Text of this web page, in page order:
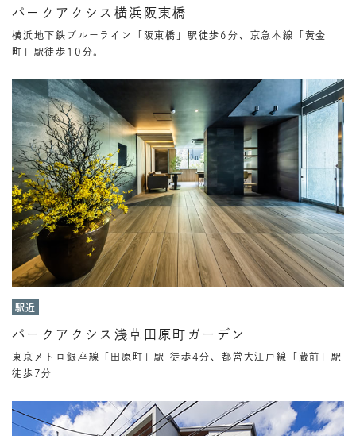
パークアクシス横浜阪東橋
横浜地下鉄ブルーライン「阪東橋」駅徒歩6分、京急本線「黄金
町」駅徒歩10分。
駅近
パークアクシス浅草田原町ガーデン
東京メトロ銀座線「田原町」駅 徒歩4分、都営大江戸線「蔵前」駅
徒歩7分